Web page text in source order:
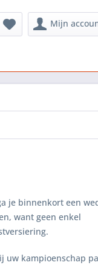
Mijn
je binnenkort een
want geen enkel
uw kampioenschap